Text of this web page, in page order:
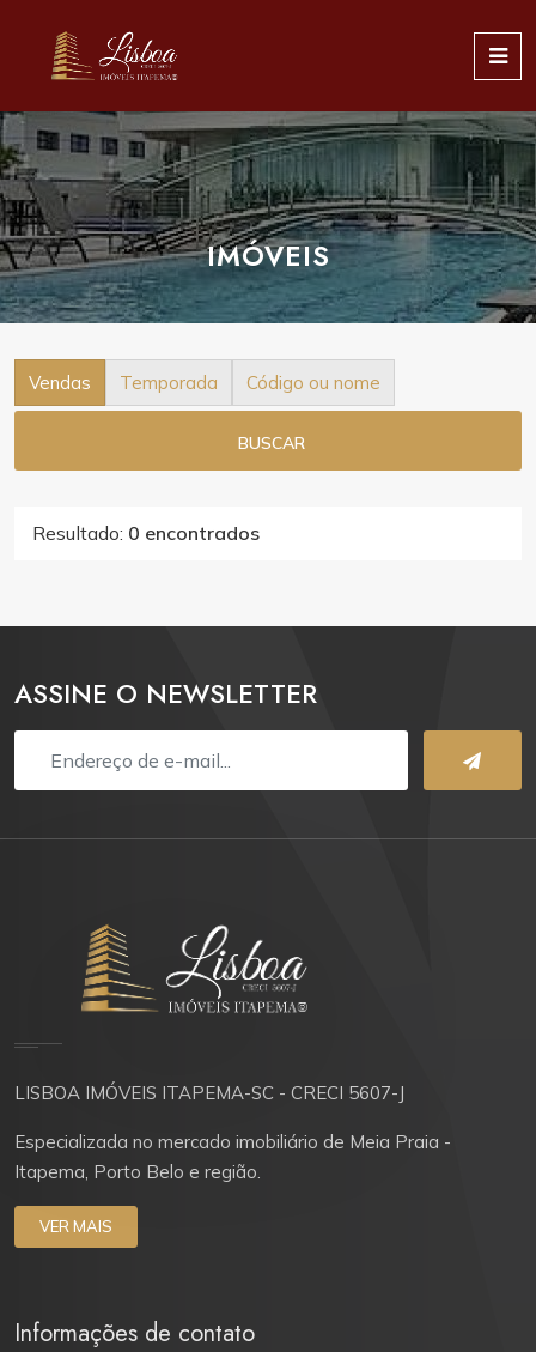
IMÓVEIS
Vendas Temporada Código ou nome
BUSCAR
Resultado: 0 encontrados
ASSINE O NEWSLETTER
LISBOA IMÓVEIS ITAPEMA-SC - CRECI 5607-J
Especializada no mercado imobiliário de Meia Praia -
Itapema, Porto Belo e região.
VER MAIS
Informações de contato